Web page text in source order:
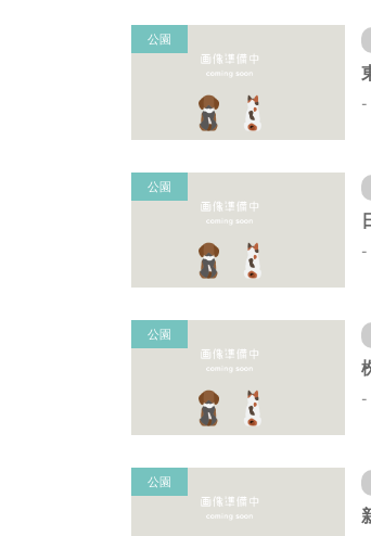
公園
-
公園
-
公園
-
公園